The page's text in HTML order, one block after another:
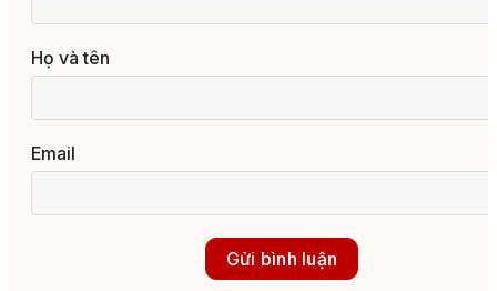
Họ và tên
Email
Gửi bình luận